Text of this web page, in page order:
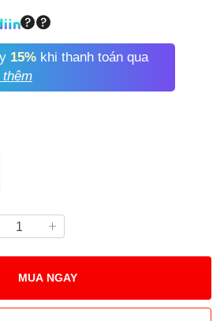
15%khi thanh toán qua
MUA NGAY